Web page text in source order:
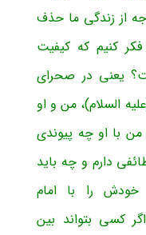
از زندگی ما حذف
کنیم که کیفیت
یعنی در صحرای
السلام)، من و او
من با او چه پیوندی
دارم و چه باید
را با امام
کسی بتواند بین